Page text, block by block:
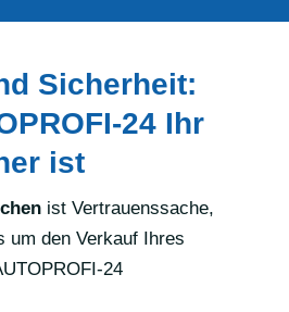
Sicherheit:
24 Ihr
ist
ist Vertrauenssache,
um den Verkauf Ihres
24